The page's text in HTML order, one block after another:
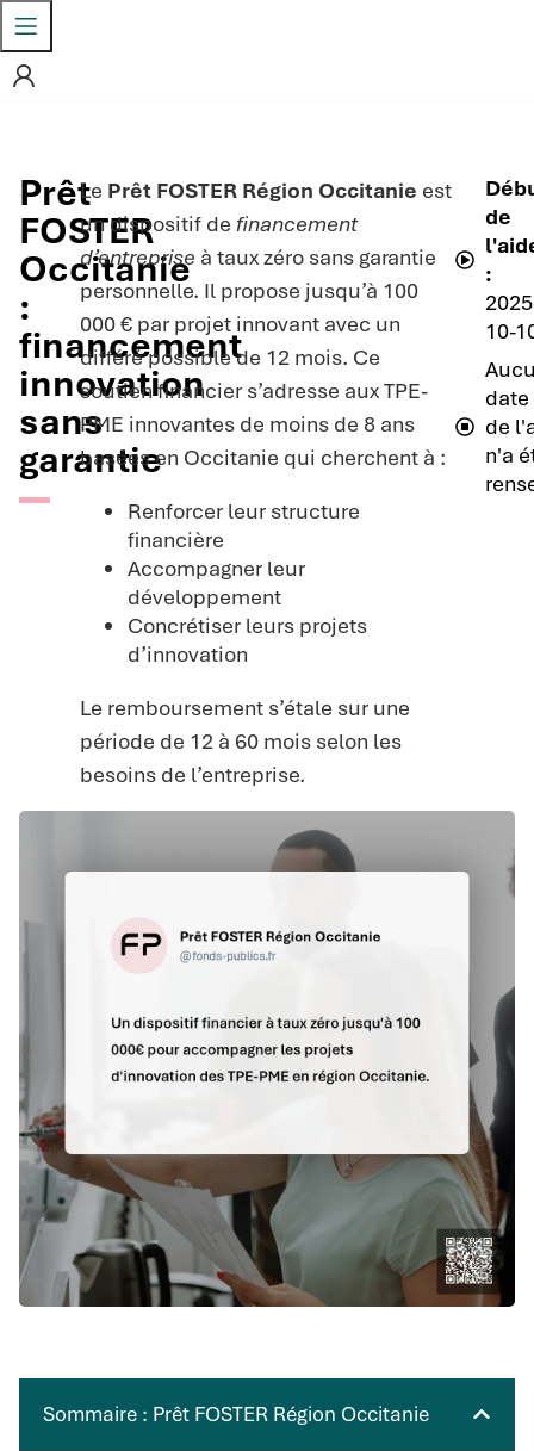
Prêt
FOSTER
Occitanie
:
financement
innovation
sans
garantie
Le Prêt FOSTER Région Occitanie est
un dispositif definancement
d’entreprise à taux zéro sans garantie
personnelle. Il propose jusqu’à 100
000 € par projet innovant avec un
différé possible de 12 mois. Ce
soutien financier s’adresse aux TPE-
PME innovantes de moins de 8 ans
basées en Occitanie qui cherchent à :
Renforcer leur structure
financière
Accompagner leur
développement
Concrétiser leurs projets
d’innovation
Le remboursement s’étale sur une
période de 12 à 60 mois selon les
besoins de l’entreprise.
de
:
10-
date
de
n'a
Sommaire : Prêt FOSTER Région Occitanie